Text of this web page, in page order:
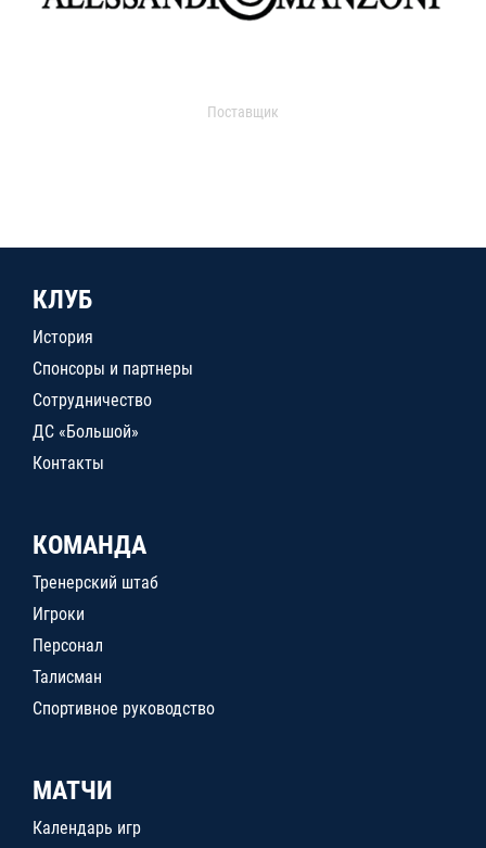
Поставщик
КЛУБ
История
Спонсоры и партнеры
Сотрудничество
ДС «Большой»
Контакты
КОМАНДА
Тренерский штаб
Игроки
Персонал
Талисман
Спортивное руководство
МАТЧИ
Календарь игр